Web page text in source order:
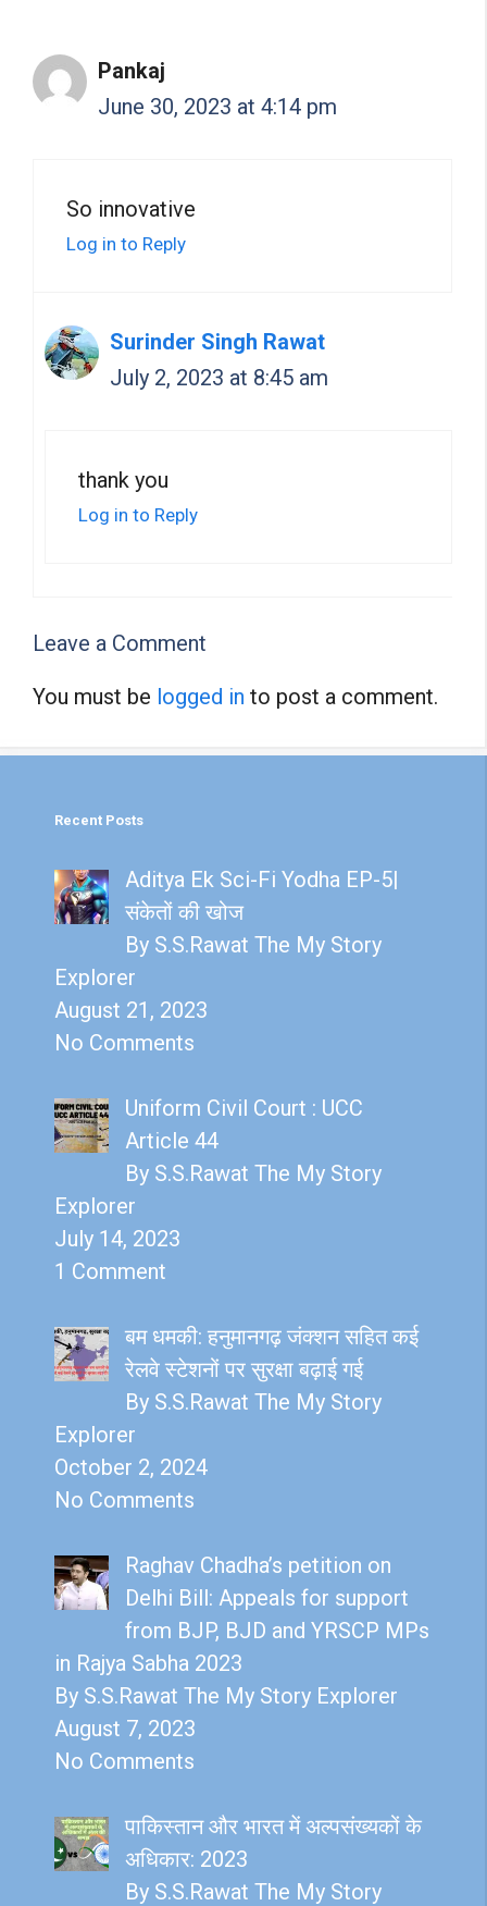
Pankaj
June 30, 2023 at 4:14 pm
So innovative
Log in to Reply
Surinder Singh Rawat
July 2, 2023 at 8:45 am
thank you
Log in to Reply
Leave a Comment
You must be logged in to post a comment.
Recent Posts
Aditya Ek Sci-Fi Yodha EP-5|
संकेतों की खोज
By S.S.Rawat The My Story
Explorer
August 21, 2023
No Comments
Uniform Civil Court : UCC
Article 44
By S.S.Rawat The My Story
Explorer
July 14, 2023
1 Comment
बम धमकी: हनुमानगढ़ जंक्शन सहित कई
रेलवे स्टेशनों पर सुरक्षा बढ़ाई गई
By S.S.Rawat The My Story
Explorer
October 2, 2024
No Comments
Raghav Chadha’s petition on
Delhi Bill: Appeals for support
from BJP, BJD and YRSCP MPs
in Rajya Sabha 2023
By S.S.Rawat The My Story Explorer
August 7, 2023
No Comments
पाकिस्तान और भारत में अल्पसंख्यकों के
अधिकार: 2023
By S.S.Rawat The My Story